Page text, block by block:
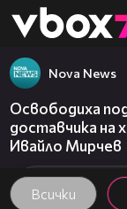
👾
Всички
Nova News
Освободиха
доставчика на
Ивайло Мирчев